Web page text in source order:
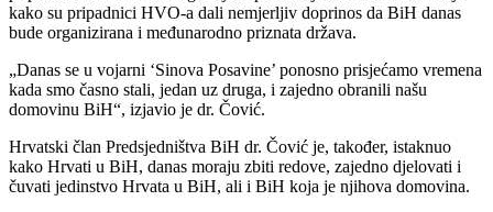
kako su pripadnici HVO-a dali nemjerljiv doprinos da BiH danas
bude organizirana i međunarodno priznata država.
„Danas se u vojarni ‘Sinova Posavine’ ponosno prisjećamo vremena
kada smo časno stali, jedan uz druga, i zajedno obranili našu
domovinu BiH“, izjavio je dr. Čović.
Hrvatski član Predsjedništva BiH dr. Čović je, također, istaknuo
kako Hrvati u BiH, danas moraju zbiti redove, zajedno djelovati i
čuvati jedinstvo Hrvata u BiH, ali i BiH koja je njihova domovina.